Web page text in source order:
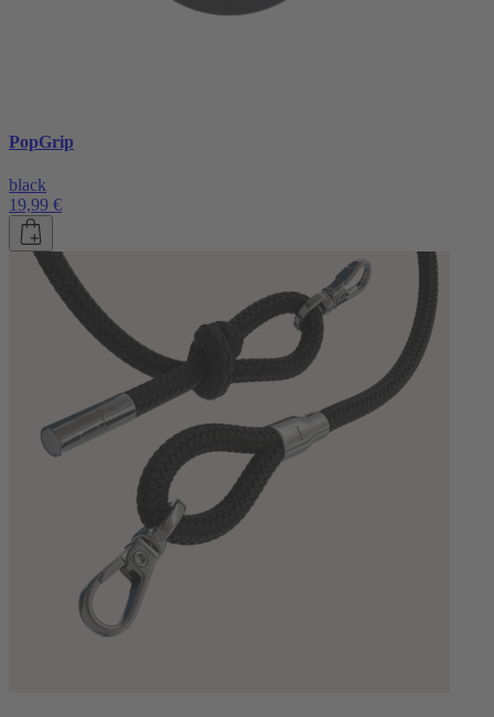
PopGrip
black
19,99 €